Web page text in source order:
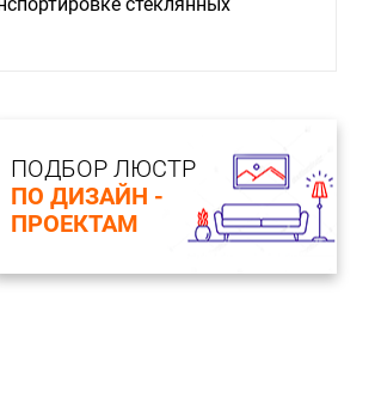
ПОДБОР ЛЮСТР
ПО ДИЗАЙН -
ПРОЕКТАМ